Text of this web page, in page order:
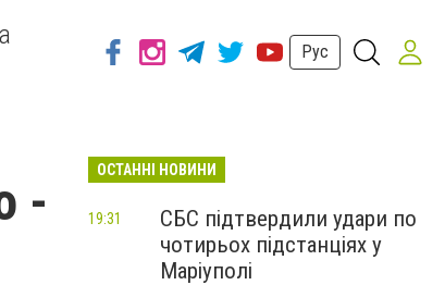
Рус
-
ОСТАННІ НОВИНИ
СБС підтвердили удари по
чотирьох підстанціях у
Маріуполі
19:31